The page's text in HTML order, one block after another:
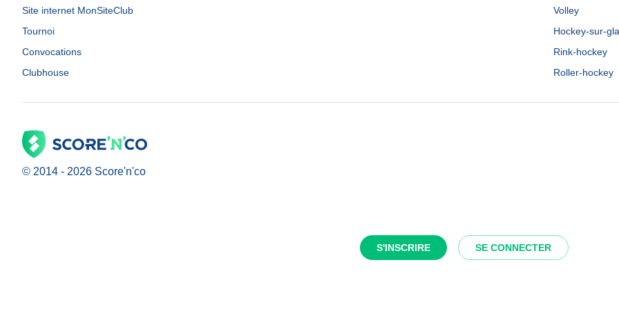
S'INSCRIRE SE CONNECTER
Site internet MonSiteClub
Tournoi
Convocations
Clubhouse
Volley
Hockey-sur-
Rink-hockey
Roller-hockey
© 2014 - 2026 Score'n'co